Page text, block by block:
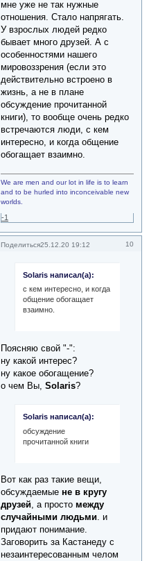
мне уже не так нужные
отношения. Стало напрягать.
У взрослых людей редко
бывает много друзей. А с
особенностями нашего
мировоззрения (если это
действительно встроено в
жизнь, а не в плане
обсуждение прочитанной
книги), то вообще очень редко
встречаются люди, с кем
интересно, и когда общение
обогащает взаимно.
We are men and our lot in life is to learn
and to be hurled into inconceivable new
worlds.
-1
Поделиться 10
25.12.20 19:12
Solaris написал(а):
с кем интересно, и когда
общение обогащает
взаимно.
Поясняю свой "-":
ну какой интерес?
ну какое обогащение?
о чем Вы,Solaris?
Solaris написал(а):
обсуждение
прочитанной книги
Вот как раз такие вещи,
обсуждаемыене в кругу
друзей, а простомежду
случайными людьми. и
придают понимание.
Заговорить за Кастанеду с
незаинтересованным челом